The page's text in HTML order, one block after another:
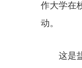
作大学在
动。
这是